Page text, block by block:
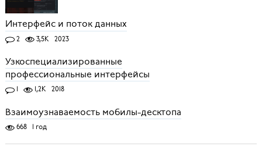
Интерфейс и поток данных
2 3,5K 2023
Узкоспециализированные
профессиональные интерфейсы
1 1,2K 2018
Взаимоузнаваемость мобилы-десктопа
668 1 год